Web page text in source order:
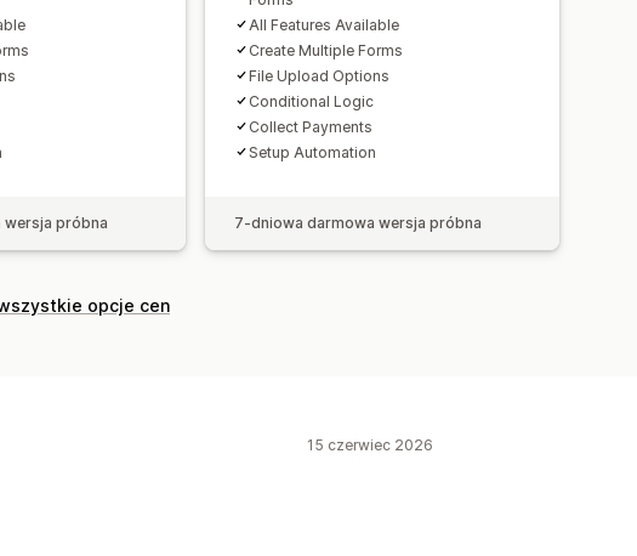
próbna
All Features Available
Create Multiple Forms
File Upload Options
Conditional Logic
Collect Payments
Setup Automation
7-dniowa darmowa wersja próbna
opcje cen
15 czerwiec 2026